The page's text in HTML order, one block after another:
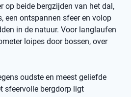
op beide bergzijden van het dal,
een ontspannen sfeer en volop
in de natuur. Voor langlaufen
loipes door bossen, over
oudste en meest geliefde
sfeervolle bergdorp ligt